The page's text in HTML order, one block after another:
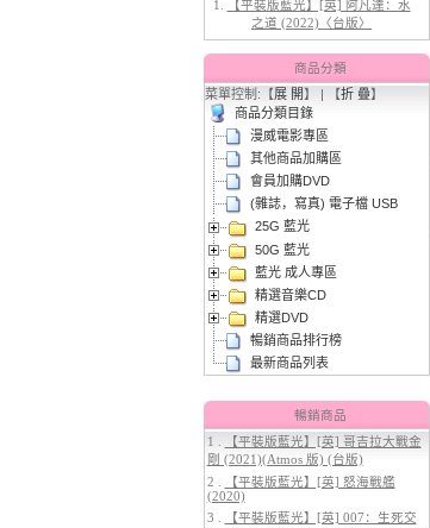
(2026)[台版字幕]
3. 【平裝版藍光】[英] 曼達洛人與
古古 (2026)[台版字幕]
4.【平裝版藍光】[英] 穿著PRADA
的惡魔 2 (2026)[台版字幕]
商品分類
菜單控制:【展 開】 | 【折 疊】
商品分類目錄
漫威電影專區
其他商品加購區
會員加購DVD
(雜誌，寫真) 電子檔 USB
25G 藍光
50G 藍光
藍光 成人專區
精選音樂CD
精選DVD
暢銷商品排行榜
最新商品列表
暢銷商品
1 .
【平裝版藍光】[英] 哥吉拉大戰金
剛 (2021)(Atmos 版) (台版)
2 .
【平裝版藍光】[英] 怒海戰艦
(2020)
3 .
【平裝版藍光】[英] 007：生死交